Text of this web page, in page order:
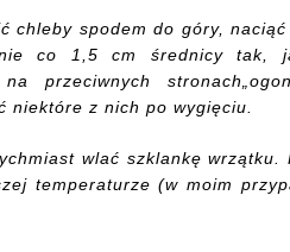
chleby spodem do góry,
co 1,5 cm średnicytak,
przeciwnych stronach„
niektóre z nich po wygięciu.
wlać szklankę wrzątku.
temperaturze (w moim